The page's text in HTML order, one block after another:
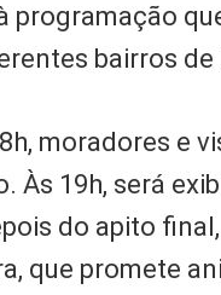
programação
bairros de
moradores e
Às 19h, será
do apito
que promete